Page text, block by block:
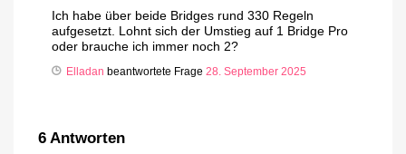
Ich habe über beide Bridges rund 330 Regeln
aufgesetzt. Lohnt sich der Umstieg auf 1 Bridge Pro
oder brauche ich immer noch 2?
Elladan beantwortete Frage 28. September 2025
6 Antworten